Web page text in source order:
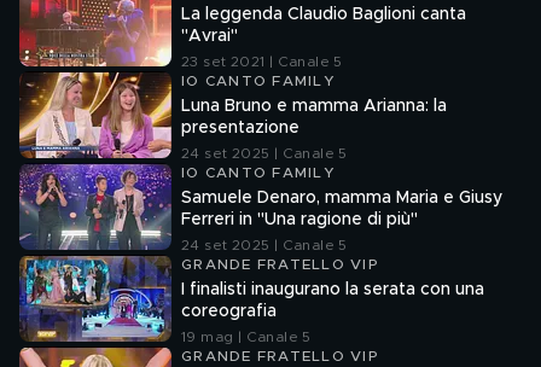
La leggenda Claudio Baglioni canta
"Avrai"
23 set 2021 | Canale 5
IO CANTO FAMILY
Luna Bruno e mamma Arianna: la
presentazione
24 set 2025 | Canale 5
IO CANTO FAMILY
Samuele Denaro, mamma Maria e Giusy
Ferreri in "Una ragione di più"
24 set 2025 | Canale 5
GRANDE FRATELLO VIP
I finalisti inaugurano la serata con una
coreografia
19 mag | Canale 5
GRANDE FRATELLO VIP